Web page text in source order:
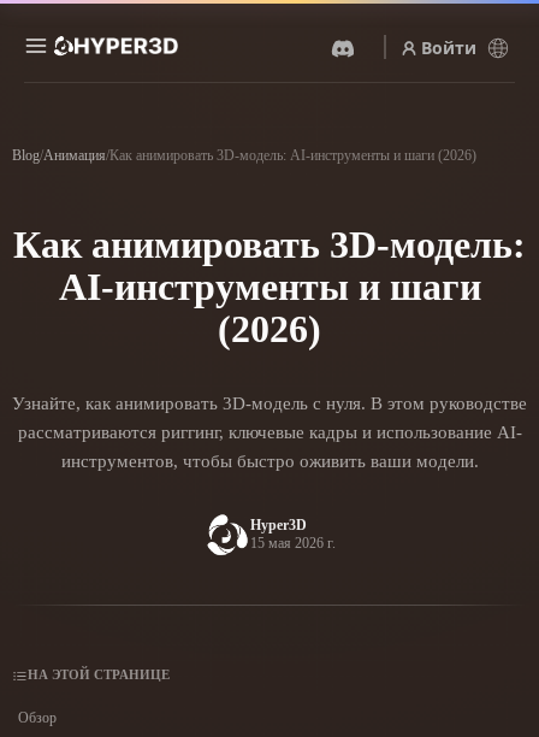
Войти
Rodin ChatAvatar
Функции
Загрузите изображение и
получите 3D-объект
От текстового запроса к 3D-
объекту — мгновенно.
AI-Видеогенератор
Создавайте видео из текста
API
Встройте наш креативный
ИИ в своё приложение или
рабочий процесс.
AI-улучшение изображений Поисковик 3D-моделей
Цены
Ресурсы
История Исследования Блог
Blog/Анимация/Как анимировать 3D-модель: AI-инструменты и шаги (2026)
Как анимировать 3D-модель:
AI-инструменты и шаги
(2026)
Узнайте, как анимировать 3D-модель с нуля. В этом руководстве
рассматриваются риггинг, ключевые кадры и использование AI-
инструментов, чтобы быстро оживить ваши модели.
Hyper3D
15 мая 2026 г.
НА ЭТОЙ СТРАНИЦЕ
Обзор